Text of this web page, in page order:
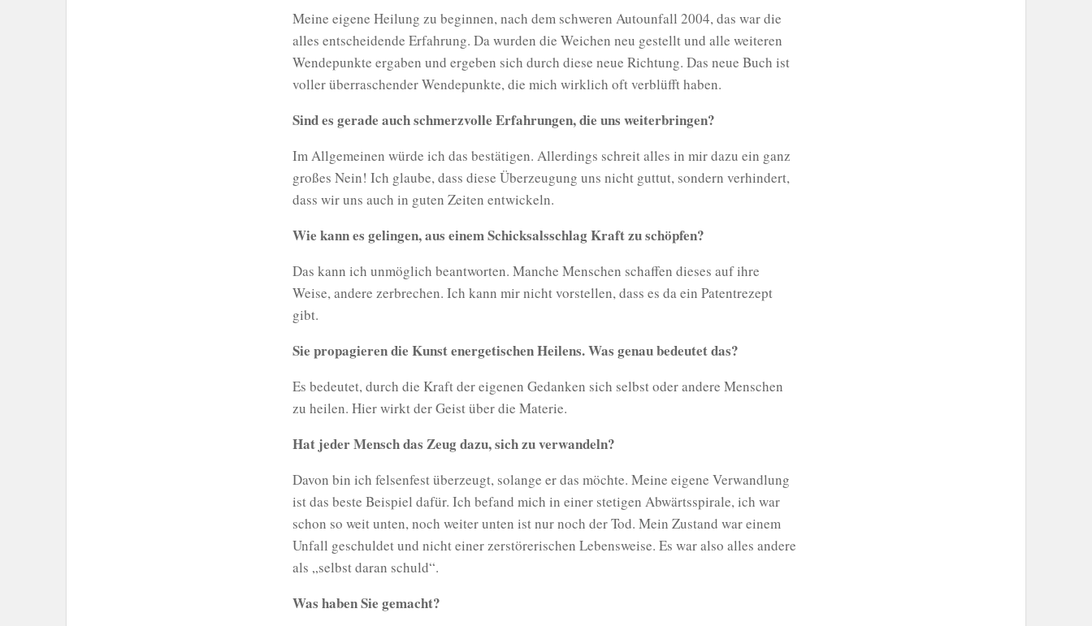
Meine eigene Heilung zu beginnen, nach dem schweren Autounfall 2004, das war die
alles entscheidende Erfahrung. Da wurden die Weichen neu gestellt und alle weiteren
Wendepunkte ergaben und ergeben sich durch diese neue Richtung. Das neue Buch ist
voller überraschender Wendepunkte, die mich wirklich oft verblüfft haben.
Sind es gerade auch schmerzvolle Erfahrungen, die uns weiterbringen?
Im Allgemeinen würde ich das bestätigen. Allerdings schreit alles in mir dazu ein ganz
großes Nein! Ich glaube, dass diese Überzeugung uns nicht guttut, sondern verhindert,
dass wir uns auch in guten Zeiten entwickeln.
Wie kann es gelingen, aus einem Schicksalsschlag Kraft zu schöpfen?
Das kann ich unmöglich beantworten. Manche Menschen schaffen dieses auf ihre
Weise, andere zerbrechen. Ich kann mir nicht vorstellen, dass es da ein Patentrezept
gibt.
Sie propagieren die Kunst energetischen Heilens. Was genau bedeutet das?
Es bedeutet, durch die Kraft der eigenen Gedanken sich selbst oder andere Menschen
zu heilen. Hier wirkt der Geist über die Materie.
Hat jeder Mensch das Zeug dazu, sich zu verwandeln?
Davon bin ich felsenfest überzeugt, solange er das möchte. Meine eigene Verwandlung
ist das beste Beispiel dafür. Ich befand mich in einer stetigen Abwärtsspirale, ich war
schon so weit unten, noch weiter unten ist nur noch der Tod. Mein Zustand war einem
Unfall geschuldet und nicht einer zerstörerischen Lebensweise. Es war also alles andere
als „selbst daran schuld“.
Was haben Sie gemacht?